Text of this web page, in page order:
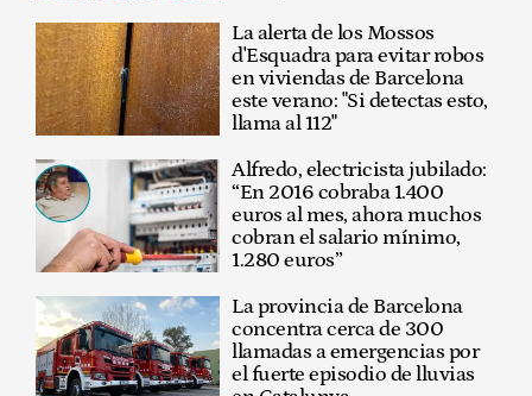
La alerta de los Mossos
d'Esquadra para evitar robos
en viviendas de Barcelona
este verano: "Si detectas esto,
llama al 112"
Alfredo, electricista jubilado:
“En 2016 cobraba 1.400
euros al mes, ahora muchos
cobran el salario mínimo,
1.280 euros”
La provincia de Barcelona
concentra cerca de 300
llamadas a emergencias por
el fuerte episodio de lluvias